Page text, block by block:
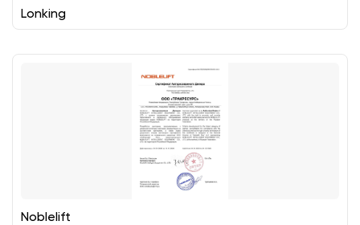
Lonking
Noblelift